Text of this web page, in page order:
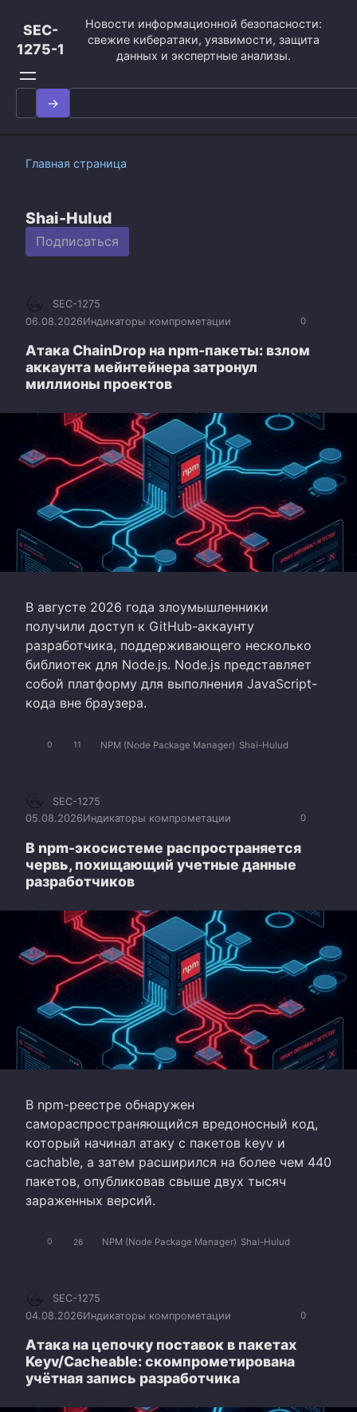
контенту
SEC-
1275-1
Новости информационной безопасности:
свежие кибератаки, уязвимости, защита
данных и экспертные анализы.
Search
for:
Главная страница
Shai-Hulud
Подписаться
0
SEC-1275
06.08.2026Индикаторы компрометации
Атака ChainDrop на npm-пакеты: взлом
аккаунта мейнтейнера затронул
миллионы проектов
В августе 2026 года злоумышленники
получили доступ к GitHub-аккаунту
разработчика, поддерживающего несколько
библиотек для Node.js. Node.js представляет
собой платформу для выполнения JavaScript-
кода вне браузера.
0 11 NPM (Node Package Manager) Shai-Hulud
0
SEC-1275
05.08.2026Индикаторы компрометации
В npm-экосистеме распространяется
червь, похищающий учетные данные
разработчиков
В npm-реестре обнаружен
самораспространяющийся вредоносный код,
который начинал атаку с пакетов keyv и
cachable, а затем расширился на более чем 440
пакетов, опубликовав свыше двух тысяч
зараженных версий.
0 26 NPM (Node Package Manager) Shai-Hulud
0
SEC-1275
04.08.2026Индикаторы компрометации
Атака на цепочку поставок в пакетах
Keyv/Cacheable: скомпрометирована
учётная запись разработчика